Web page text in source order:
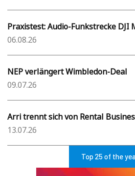
Praxistest: Audio-Funkstrecke DJI
06.08.26
NEP verlängert Wimbledon-Deal
09.07.26
Arri trennt sich von Rental
13.07.26
Top 25 of the